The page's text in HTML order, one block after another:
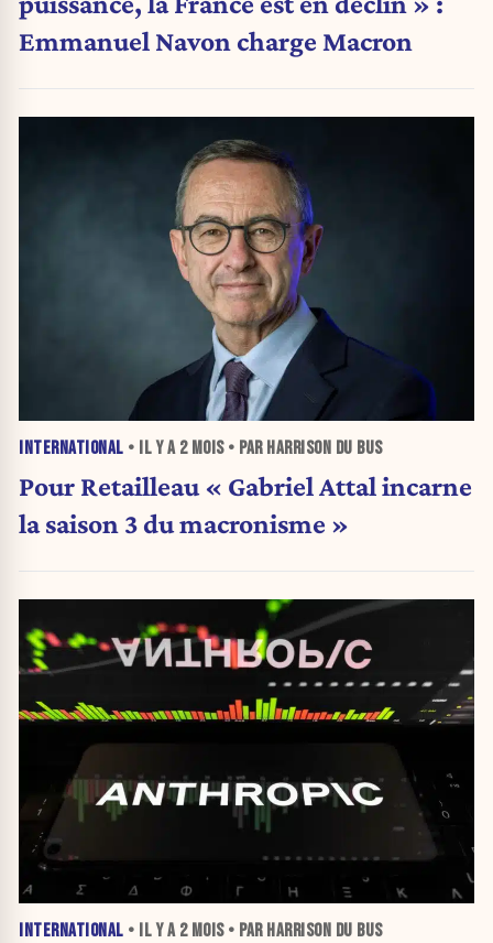
Emmanuel Navon charge Macron
INTERNATIONAL • IL Y A 2 MOIS• PAR HARRISON DU BUS
Pour Retailleau « Gabriel Attal incarne
la saison 3 du macronisme »
INTERNATIONAL • IL Y A 2 MOIS• PAR HARRISON DU BUS